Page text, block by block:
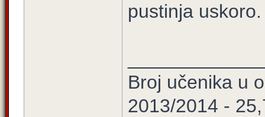
pustinja uskoro.
Broj učenika u
2013/2014 -